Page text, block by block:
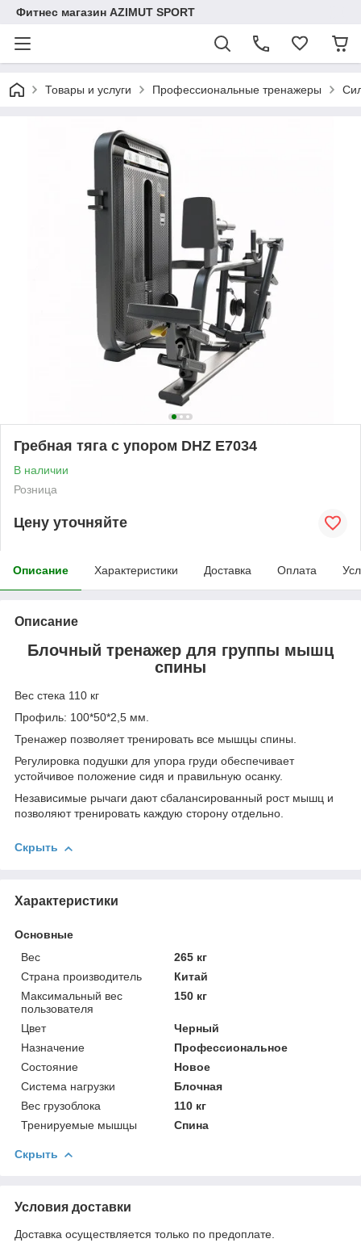
Фитнес магазин AZIMUT SPORT
Товары и услуги Профессиональные тренажеры
Гребная тяга с упором DHZ E7034
В наличии
Розница
Цену уточняйте
Описание Характеристики Доставка Оплата
Описание
Блочный тренажер для группы мышц
спины
Вес стека 110 кг
Профиль: 100*50*2,5 мм.
Тренажер позволяет тренировать все мышцы спины.
Регулировка подушки для упора груди обеспечивает
устойчивое положение сидя и правильную осанку.
Независимые рычаги дают сбалансированный рост мышц и
позволяют тренировать каждую сторону отдельно.
Скрыть
Характеристики
Основные
Вес
265 кг
Страна производитель
Китай
Максимальный вес
пользователя
150 кг
Цвет
Черный
Назначение
Профессиональное
Состояние
Новое
Система нагрузки
Блочная
Вес грузоблока
110 кг
Тренируемые мышцы
Спина
Скрыть
Условия доставки
Доставка осуществляется только по предоплате.